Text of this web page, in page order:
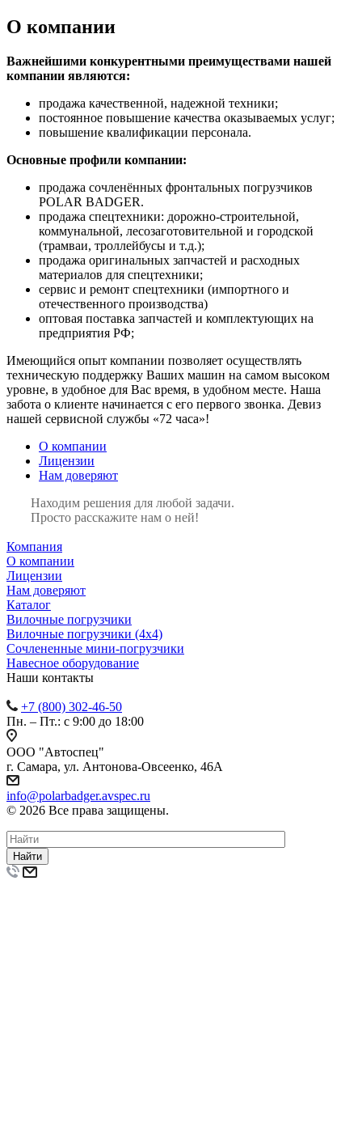
О компании
Важнейшими конкурентными преимуществами нашей
компании являются:
продажа качественной, надежной техники;
постоянное повышение качества оказываемых услуг;
повышение квалификации персонала.
Основные профили компании:
продажа сочленённых фронтальных погрузчиков
POLAR BADGER.
продажа спецтехники: дорожно-строительной,
коммунальной, лесозаготовительной и городской
(трамваи, троллейбусы и т.д.);
продажа оригинальных запчастей и расходных
материалов для спецтехники;
сервис и ремонт спецтехники (импортного и
отечественного производства)
оптовая поставка запчастей и комплектующих на
предприятия РФ;
Имеющийся опыт компании позволяет осуществлять
техническую поддержку Ваших машин на самом высоком
уровне, в удобное для Вас время, в удобном месте. Наша
забота о клиенте начинается с его первого звонка. Девиз
нашей сервисной службы «72 часа»!
О компании
Лицензии
Нам доверяют
Находим решения для любой задачи.
Просто расскажите нам о ней!
Компания
О компании
Лицензии
Нам доверяют
Каталог
Вилочные погрузчики
Вилочные погрузчики (4х4)
Сочлененные мини-погрузчики
Навесное оборудование
Наши контакты
+7 (800) 302-46-50
Пн. – Пт.: с 9:00 до 18:00
ООО "Автоспец"
г. Самара, ул. Антонова-Овсеенко, 46А
info@polarbadger.avspec.ru
© 2026 Все права защищены.
Найти